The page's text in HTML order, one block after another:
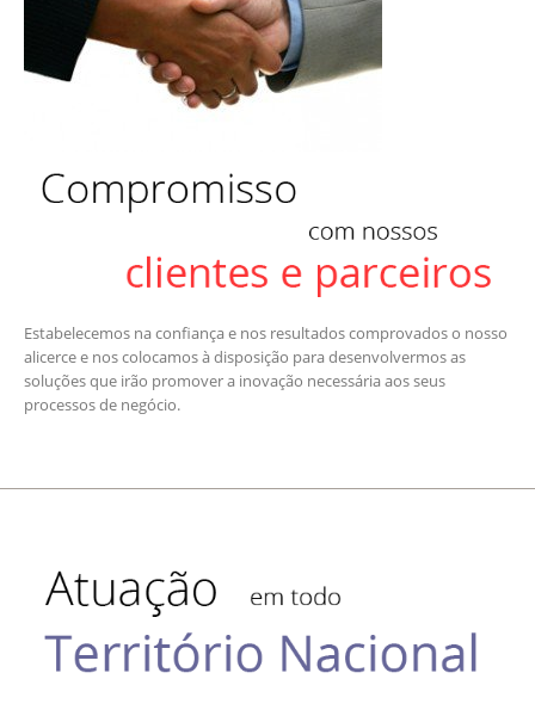
Estabelecemos na confiança e nos resultados comprovados o nosso
alicerce e nos colocamos à disposição para desenvolvermos as
soluções que irão promover a inovação necessária aos seus
processos de negócio.